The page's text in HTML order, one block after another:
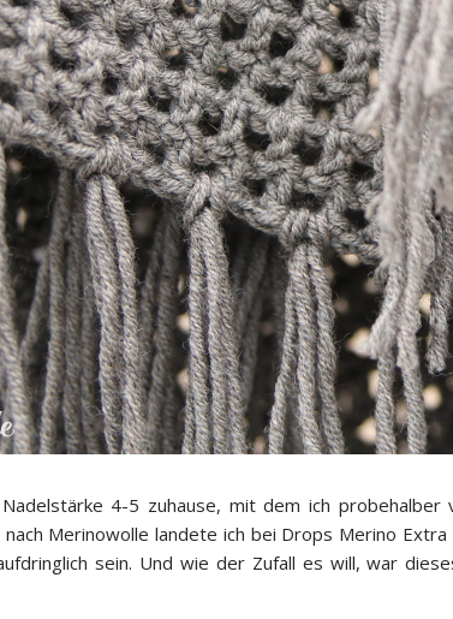
4-5 zuhause, mit dem ich probehalber
Merinowolle landete ich bei Drops Merino Extra
sein. Und wie der Zufall es will, war